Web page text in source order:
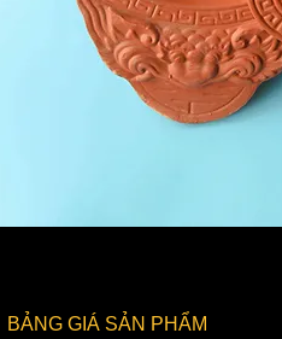
BẢNG GIÁ SẢN PHẨM